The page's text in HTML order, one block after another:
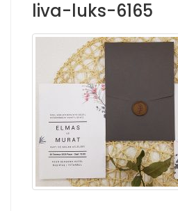
liva-luks-6165